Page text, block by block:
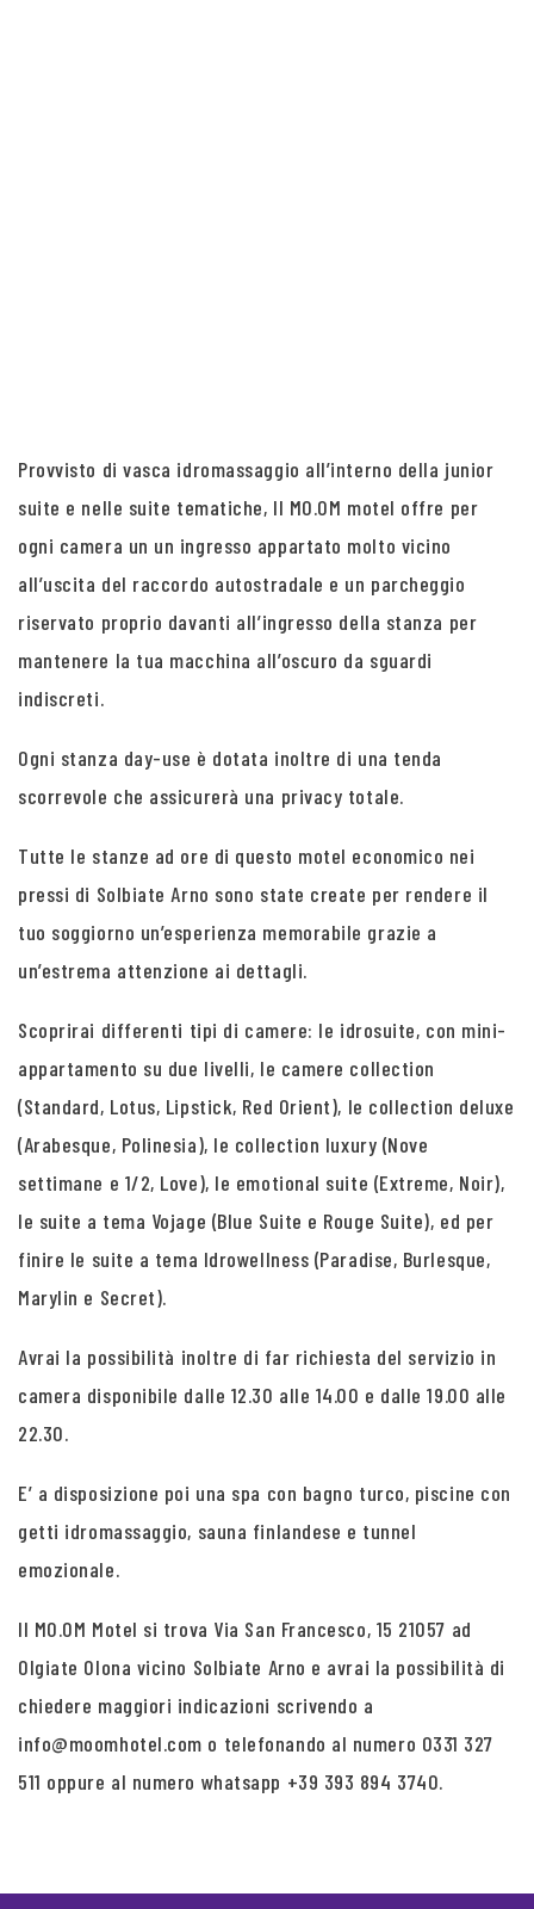
Provvisto di vasca idromassaggio all’interno della junior
suite e nelle suite tematiche, Il MO.OM motel offre per
ogni camera un un ingresso appartato molto vicino
all’uscita del raccordo autostradale e un parcheggio
riservato proprio davanti all’ingresso della stanza per
mantenere la tua macchina all’oscuro da sguardi
indiscreti.
Ogni stanza day-use è dotata inoltre di una tenda
scorrevole che assicurerà una privacy totale.
Tutte le stanze ad ore di questo motel economico nei
pressi di Solbiate Arno sono state create per rendere il
tuo soggiorno un’esperienza memorabile grazie a
un’estrema attenzione ai dettagli.
Scoprirai differenti tipi di camere: le idrosuite, con mini-
appartamento su due livelli, le camere collection
(Standard, Lotus, Lipstick, Red Orient), le collection deluxe
(Arabesque, Polinesia), le collection luxury (Nove
settimane e 1/2, Love), le emotional suite (Extreme, Noir),
le suite a tema Vojage (Blue Suite e Rouge Suite), ed per
finire le suite a tema Idrowellness (Paradise, Burlesque,
Marylin e Secret).
Avrai la possibilità inoltre di far richiesta del servizio in
camera disponibile dalle 12.30 alle 14.00 e dalle 19.00 alle
22.30.
E’ a disposizione poi una spa con bagno turco, piscine con
getti idromassaggio, sauna finlandese e tunnel
emozionale.
Il MO.OM Motel si trova Via San Francesco, 15 21057 ad
Olgiate Olona vicino Solbiate Arno e avrai la possibilità di
chiedere maggiori indicazioni scrivendo a
info@moomhotel.com o telefonando al numero 0331 327
511 oppure al numero whatsapp +39 393 894 3740.